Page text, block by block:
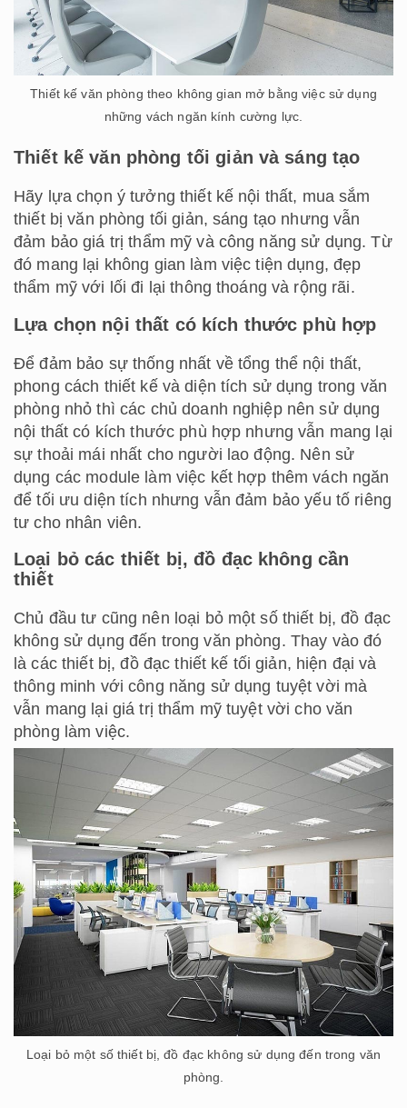
Thiết kế văn phòng theo không gian mở bằng việc sử dụng
những vách ngăn kính cường lực.
Thiết kế văn phòng tối giản và sáng tạo
Hãy lựa chọn ý tưởng thiết kế nội thất, mua sắm
thiết bị văn phòng tối giản, sáng tạo nhưng vẫn
đảm bảo giá trị thẩm mỹ và công năng sử dụng. Từ
đó mang lại không gian làm việc tiện dụng, đẹp
thẩm mỹ với lối đi lại thông thoáng và rộng rãi.
Lựa chọn nội thất có kích thước phù hợp
Để đảm bảo sự thống nhất về tổng thể nội thất,
phong cách thiết kế và diện tích sử dụng trong văn
phòng nhỏ thì các chủ doanh nghiệp nên sử dụng
nội thất có kích thước phù hợp nhưng vẫn mang lại
sự thoải mái nhất cho người lao động. Nên sử
dụng các module làm việc kết hợp thêm vách ngăn
để tối ưu diện tích nhưng vẫn đảm bảo yếu tố riêng
tư cho nhân viên.
Loại bỏ các thiết bị, đồ đạc không cần
thiết
Chủ đầu tư cũng nên loại bỏ một số thiết bị, đồ đạc
không sử dụng đến trong văn phòng. Thay vào đó
là các thiết bị, đồ đạc thiết kế tối giản, hiện đại và
thông minh với công năng sử dụng tuyệt vời mà
vẫn mang lại giá trị thẩm mỹ tuyệt vời cho văn
phòng làm việc.
Loại bỏ một số thiết bị, đồ đạc không sử dụng đến trong văn
phòng.